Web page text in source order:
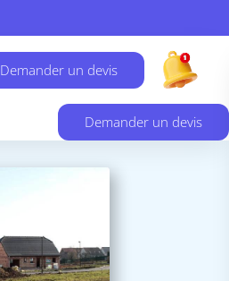
Demander un devis
Demander un devis